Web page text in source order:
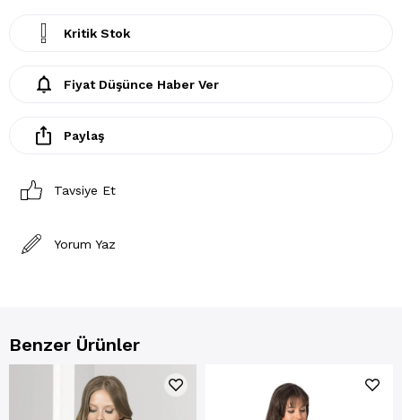
Kritik Stok
Fiyat Düşünce Haber Ver
Paylaş
Tavsiye Et
Yorum Yaz
Benzer Ürünler